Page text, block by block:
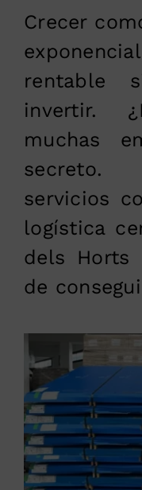
Crecer
rentable
invertir.
muchas
secreto.
servicios
logística
dels Horts
de